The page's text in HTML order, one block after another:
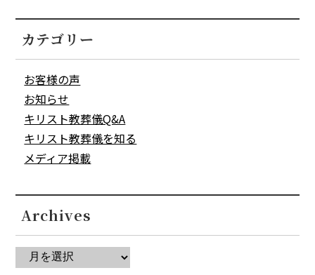
カテゴリー
お客様の声
お知らせ
キリスト教葬儀Q&A
キリスト教葬儀を知る
メディア掲載
Archives